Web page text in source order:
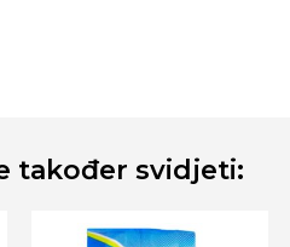
također svidjeti: